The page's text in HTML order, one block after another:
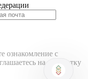
ознакомление с
на обработку